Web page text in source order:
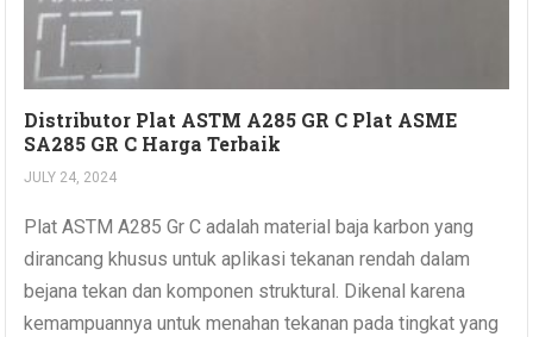
Distributor Plat ASTM A285 GR C Plat ASME
SA285 GR C Harga Terbaik
JULY 24, 2024
Plat ASTM A285 Gr C adalah material baja karbon yang
dirancang khusus untuk aplikasi tekanan rendah dalam
bejana tekan dan komponen struktural. Dikenal karena
kemampuannya untuk menahan tekanan pada tingkat yang